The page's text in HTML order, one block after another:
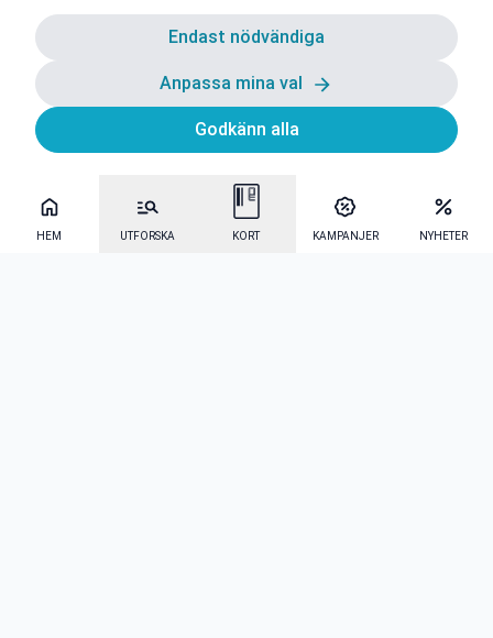
HEM UTFORSKA KORT KAMPANJER NYHETER
Endast nödvändiga
Anpassa mina val
Godkänn alla